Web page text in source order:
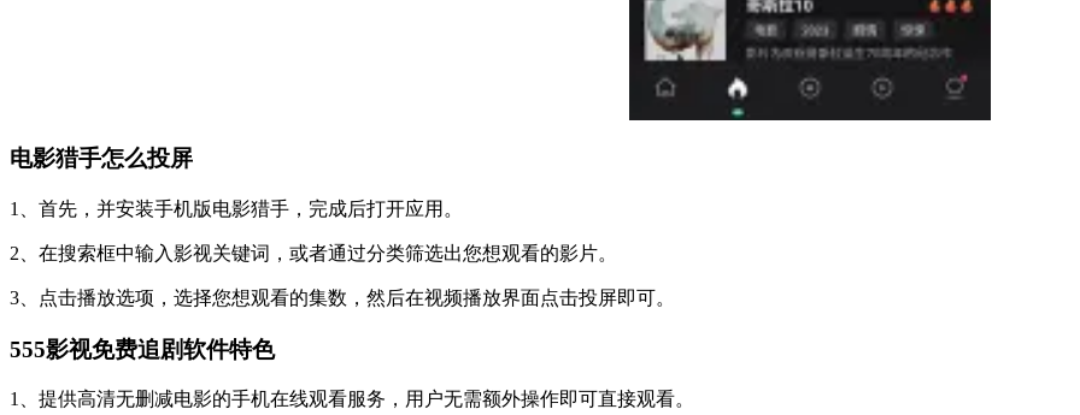
电影猎手怎么投屏
1、首先，并安装手机版电影猎手，完成后打开应用。
2、在搜索框中输入影视关键词，或者通过分类筛选出您想观看的影片。
3、点击播放选项，选择您想观看的集数，然后在视频播放界面点击投屏即可。
555影视免费追剧软件特色
1、提供高清无删减电影的手机在线观看服务，用户无需额外操作即可直接观看。